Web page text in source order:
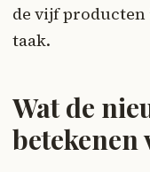
de vijf producten
taak.
Wat de
betekenen